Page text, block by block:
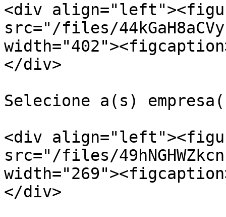
<div
src="/files/
</div>
Selecione a(s)
<div
src="/files/
</div>